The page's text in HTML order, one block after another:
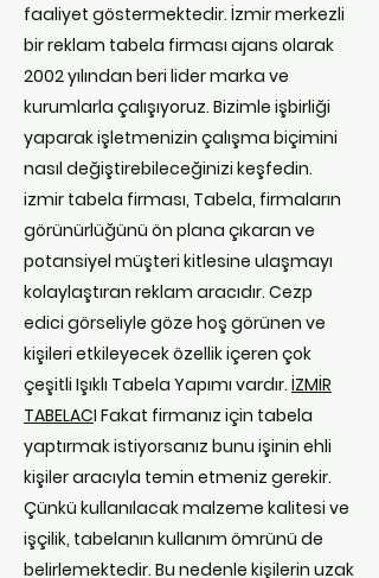
faaliyet göstermektedir. İzmir merkezli
bir reklam tabela firması ajans olarak
2002 yılından beri lider marka ve
kurumlarla çalışıyoruz. Bizimle işbirliği
yaparak işletmenizin çalışma biçimini
nasıl değiştirebileceğinizi keşfedin.
izmir tabela firması, Tabela, firmaların
görünürlüğünü ön plana çıkaran ve
potansiyel müşteri kitlesine ulaşmayı
kolaylaştıran reklam aracıdır. Cezp
edici görseliyle göze hoş görünen ve
kişileri etkileyecek özellik içeren çok
çeşitli Işıklı Tabela Yapımı vardır. İZMİR
TABELACI Fakat firmanız için tabela
yaptırmak istiyorsanız bunu işinin ehli
kişiler aracıyla temin etmeniz gerekir.
Çünkü kullanılacak malzeme kalitesi ve
işçilik, tabelanın kullanım ömrünü de
belirlemektedir. Bu nedenle kişilerin uzak